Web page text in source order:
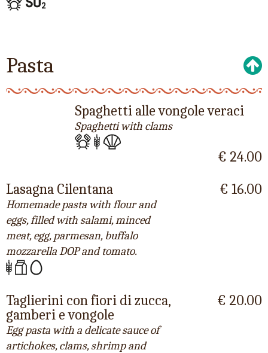
Pasta
Spaghetti alle vongole veraci
Spaghetti with clams
€ 24.00
Lasagna Cilentana
Homemade pasta with flour and
eggs, filled with salami, minced
meat, egg, parmesan, buffalo
mozzarella DOP and tomato.
€ 16.00
Taglierini con fiori di zucca,
gamberi e vongole
Egg pasta with a delicate sauce of
artichokes, clams, shrimp and
€ 20.00